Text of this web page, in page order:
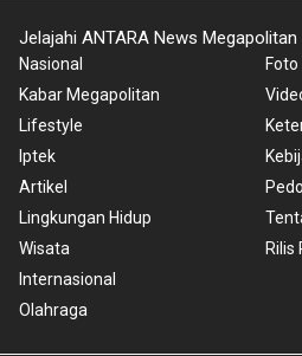
Jelajahi ANTARA News Megapolitan
Nasional
Kabar Megapolitan
Lifestyle
Iptek
Artikel
Lingkungan Hidup
Wisata
Internasional
Olahraga
Foto
Rilis